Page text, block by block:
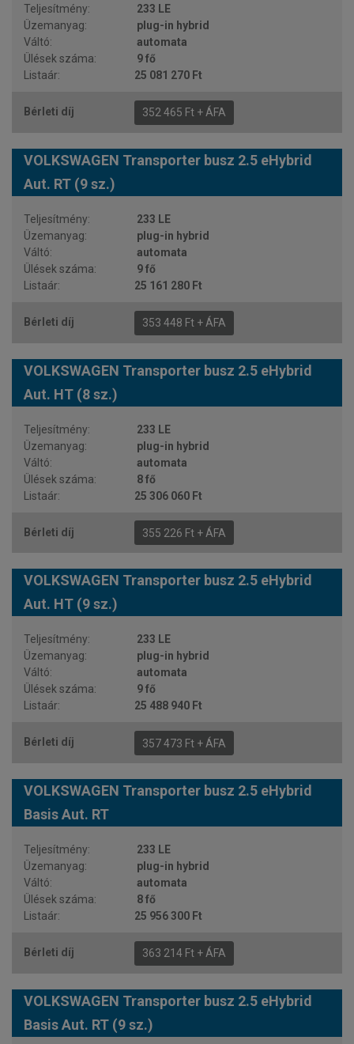
233 LE
plug-in hybrid
automata
9 fő
25 081 270 Ft
352 465 Ft + ÁFA
VOLKSWAGEN Transporter busz 2.5 eHybrid
Aut. RT (9 sz.)
233 LE
plug-in hybrid
automata
9 fő
25 161 280 Ft
353 448 Ft + ÁFA
VOLKSWAGEN Transporter busz 2.5 eHybrid
Aut. HT (8 sz.)
233 LE
plug-in hybrid
automata
8 fő
25 306 060 Ft
355 226 Ft + ÁFA
VOLKSWAGEN Transporter busz 2.5 eHybrid
Aut. HT (9 sz.)
233 LE
plug-in hybrid
automata
9 fő
25 488 940 Ft
357 473 Ft + ÁFA
VOLKSWAGEN Transporter busz 2.5 eHybrid
Basis Aut. RT
233 LE
plug-in hybrid
automata
8 fő
25 956 300 Ft
363 214 Ft + ÁFA
VOLKSWAGEN Transporter busz 2.5 eHybrid
Basis Aut. RT (9 sz.)